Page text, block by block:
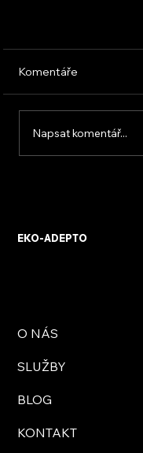
Komentáře
Napsat komentář...
EKO-ADEPTO
O NÁS
SLUŽBY
BLOG
KONTAKT